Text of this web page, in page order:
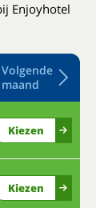
Enjoyhotel
Volgende
maand
Kiezen
Kiezen